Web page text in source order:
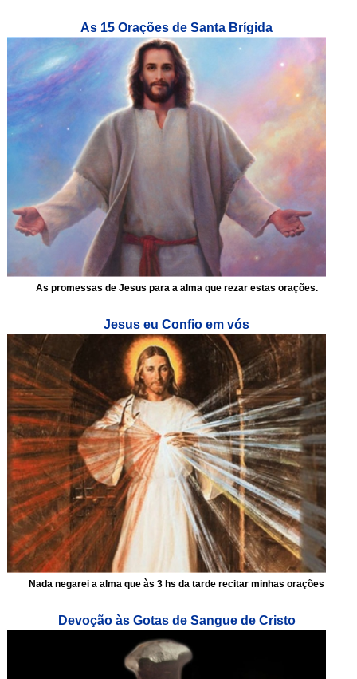
As 15 Orações de Santa Brígida
As promessas de Jesus para a alma que rezar estas orações.
Jesus eu Confio em vós
Nada negarei a alma que às 3 hs da tarde recitar minhas orações
Devoção às Gotas de Sangue de Cristo